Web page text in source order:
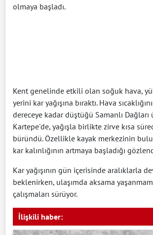
olmaya başladı.
Kent genelinde etkili olan soğuk hava,
yerini kar yağışına bıraktı. Hava
dereceye kadar düştüğü Samanlı Dağları
Kartepe'de, yağışla birlikte zirve kısa
büründü. Özellikle kayak merkezinin
kar kalınlığının artmaya başladığı
Kar yağışının gün içerisinde aralıklarla
beklenirken, ulaşımda aksama
çalışmaları sürüyor.
İlişkili haber: